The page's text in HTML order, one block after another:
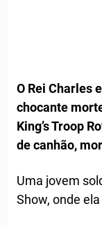
O Rei Charles
chocante
King’s Troop
de canhão,
Uma jovem
Show, onde